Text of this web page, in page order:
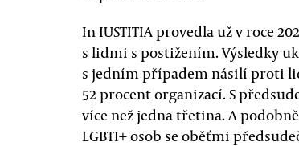
In IUSTITIA provedla už v roce
s lidmi s postižením. Výsledky
s jedním případem násilí proti
52 procent organizací. S
více než jedna třetina. A
LGBTI+ osob se oběťmi